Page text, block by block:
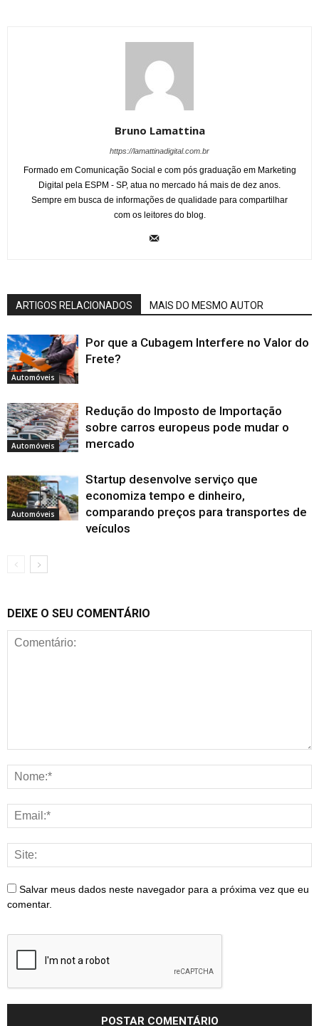
Bruno Lamattina
https://lamattinadigital.com.br
Formado em Comunicação Social e com pós graduação em Marketing
Digital pela ESPM - SP, atua no mercado há mais de dez anos.
Sempre em busca de informações de qualidade para compartilhar
com os leitores do blog.
ARTIGOS RELACIONADOS MAIS DO MESMO AUTOR
Automóveis
Por que a Cubagem Interfere no Valor do
Frete?
Automóveis
Redução do Imposto de Importação
sobre carros europeus pode mudar o
mercado
Automóveis
Startup desenvolve serviço que
economiza tempo e dinheiro,
comparando preços para transportes de
veículos
DEIXE O SEU COMENTÁRIO
Salvar meus dados neste navegador para a próxima vez que eu
comentar.